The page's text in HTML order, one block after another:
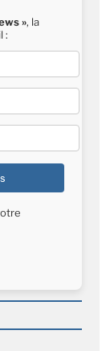
», la
: